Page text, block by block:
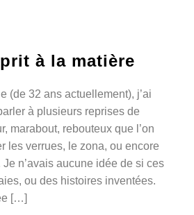
à la matière
(de 32 ans actuellement), j’ai
à plusieurs reprises de
marabout, rebouteux que l’on
les verrues, le zona, ou encore
n’avais aucune idée de si ces
ou des histoires inventées.
[…]